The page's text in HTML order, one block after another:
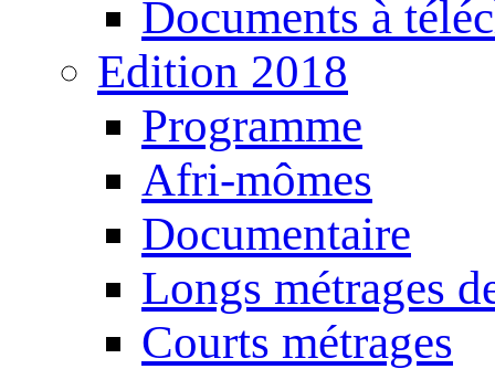
Documents à
Edition 2018
Programme
Afri-mômes
Documentaire
Longs métrages
Courts métrages